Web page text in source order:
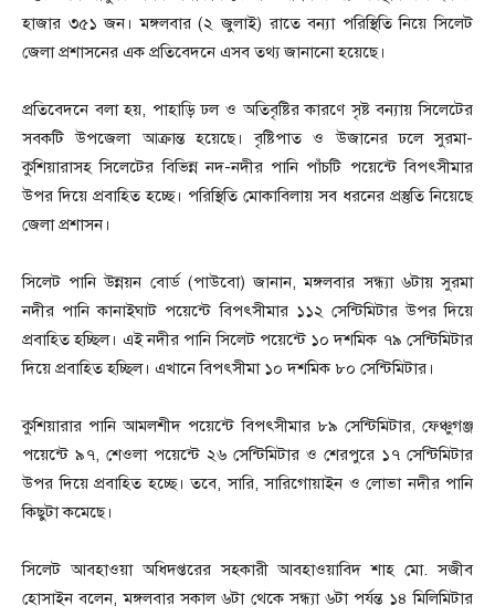
হাজার ৩৫১ জন। মঙ্গলবার (২ জুলাই) রাতে বন্যা পরিস্থিতি নিয়ে সিলেট
জেলা প্রশাসনের এক প্রতিবেদনে এসব তথ্য জানানো হয়েছে।
প্রতিবেদনে বলা হয়, পাহাড়ি ঢল ও অতিবৃষ্টির কারণে সৃষ্ট বন্যায় সিলেটের
সবকটি উপজেলা আক্রান্ত হয়েছে। বৃষ্টিপাত ও উজানের ঢলে সুরমা-
কুশিয়ারাসহ সিলেটের বিভিন্ন নদ-নদীর পানি পাঁচটি পয়েন্টে বিপৎসীমার
উপর দিয়ে প্রবাহিত হচ্ছে। পরিস্থিতি মোকাবিলায় সব ধরনের প্রস্তুতি নিয়েছে
জেলা প্রশাসন।
সিলেট পানি উন্নয়ন বোর্ড (পাউবো) জানান, মঙ্গলবার সন্ধ্যা ৬টায় সুরমা
নদীর পানি কানাইঘাট পয়েন্টে বিপৎসীমার ১১২ সেন্টিমিটার উপর দিয়ে
প্রবাহিত হচ্ছিল। এই নদীর পানি সিলেট পয়েন্টে ১০ দশমিক ৭৯ সেন্টিমিটার
দিয়ে প্রবাহিত হচ্ছিল। এখানে বিপৎসীমা ১০ দশমিক ৮০ সেন্টিমিটার।
কুশিয়ারার পানি আমলশীদ পয়েন্টে বিপৎসীমার ৮৯ সেন্টিমিটার, ফেঞ্চুগঞ্জ
পয়েন্টে ৯৭, শেওলা পয়েন্টে ২৬ সেন্টিমিটার ও শেরপুরে ১৭ সেন্টিমিটার
উপর দিয়ে প্রবাহিত হচ্ছে। তবে, সারি, সারিগোয়াইন ও লোভা নদীর পানি
কিছুটা কমেছে।
সিলেট আবহাওয়া অধিদপ্তরের সহকারী আবহাওয়াবিদ শাহ মো. সজীব
হোসাইন বলেন, মঙ্গলবার সকাল ৬টা থেকে সন্ধ্যা ৬টা পর্যন্ত ১৪ মিলিমিটার